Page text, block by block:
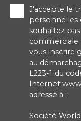
J'accepte le
personnelles
souhaitez
commerciale
vous inscrire
au
L223-1 du
Internet
adressé à :
Société